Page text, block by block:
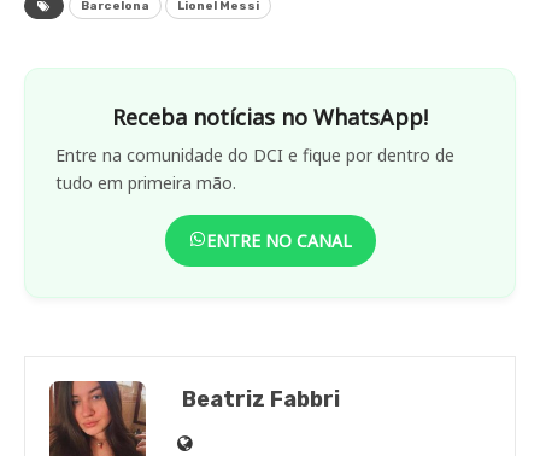
Barcelona Lionel Messi
Receba notícias no WhatsApp!
Entre na comunidade do DCI e fique por dentro de
tudo em primeira mão.
ENTRE NO CANAL
Beatriz Fabbri
Site